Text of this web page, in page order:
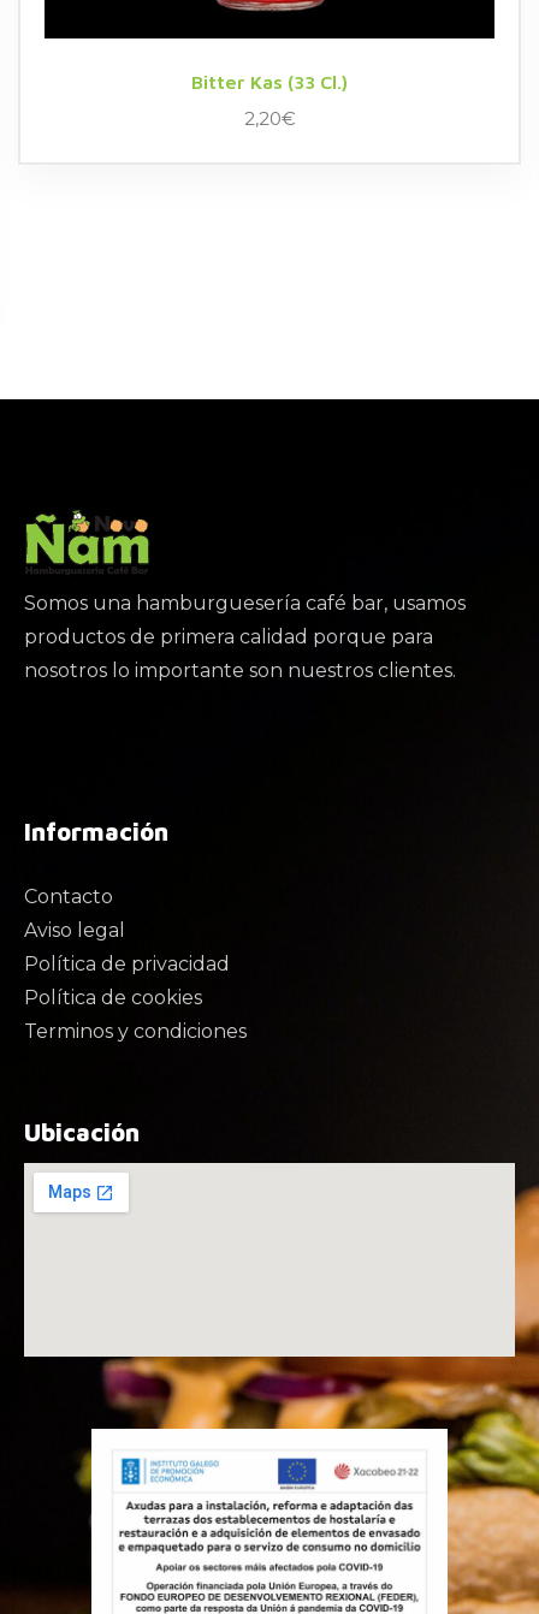
Bitter Kas (33 Cl.)
2,20€
Somos una hamburguesería café bar, usamos
productos de primera calidad porque para
nosotros lo importante son nuestros clientes.
Información
Contacto
Aviso legal
Política de privacidad
Política de cookies
Terminos y condiciones
Ubicación